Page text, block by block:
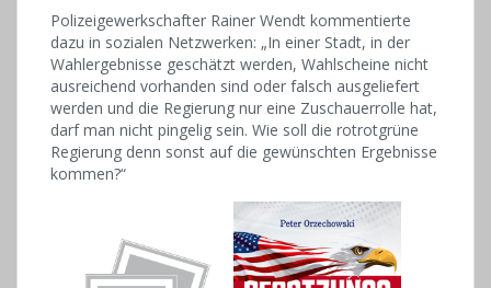
Polizeigewerkschafter Rainer Wendt kommentierte
dazu in sozialen Netzwerken: „In einer Stadt, in der
Wahlergebnisse geschätzt werden, Wahlscheine nicht
ausreichend vorhanden sind oder falsch ausgeliefert
werden und die Regierung nur eine Zuschauerrolle hat,
darf man nicht pingelig sein. Wie soll die rotrotgrüne
Regierung denn sonst auf die gewünschten Ergebnisse
kommen?“